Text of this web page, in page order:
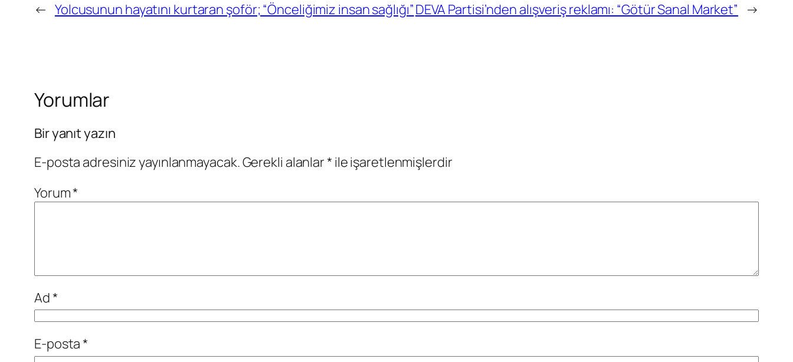
← Yolcusunun hayatını kurtaran şoför; “Önceliğimiz insan sağlığı”DEVA Partisi’nden alışveriş reklamı: “Götür Sanal Market” →
Yorumlar
Bir yanıt yazın
E-posta adresiniz yayınlanmayacak.Gerekli alanlar* ile işaretlenmişlerdir
Yorum*
Ad*
E-posta*